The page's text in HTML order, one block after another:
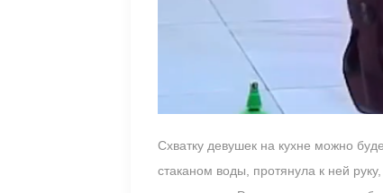
Схватку девушек на кухне можно
стаканом воды, протянула к ней